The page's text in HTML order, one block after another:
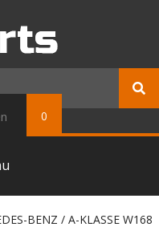
0
BENZ / A-KLASSE W168